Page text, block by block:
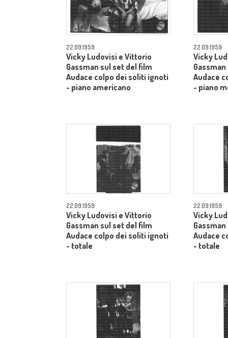
22.09.1959
Vicky Ludovisi e Vittorio
Gassman sul set del film
Audace colpo dei soliti ignoti
- piano americano
22.09.1959
Vicky
Audace
- piano
22.09.1959
Vicky Ludovisi e Vittorio
Gassman sul set del film
Audace colpo dei soliti ignoti
- totale
22.09.1959
Vicky
Audace
- totale